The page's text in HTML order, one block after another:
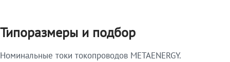
Типоразмеры и подбор
Номинальные токи токопроводов METAENERGY.